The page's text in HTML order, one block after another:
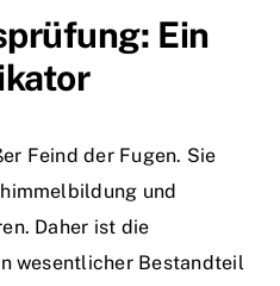
Ein
Feind der Fugen. Sie
und
Daher ist die
wesentlicher Bestandteil